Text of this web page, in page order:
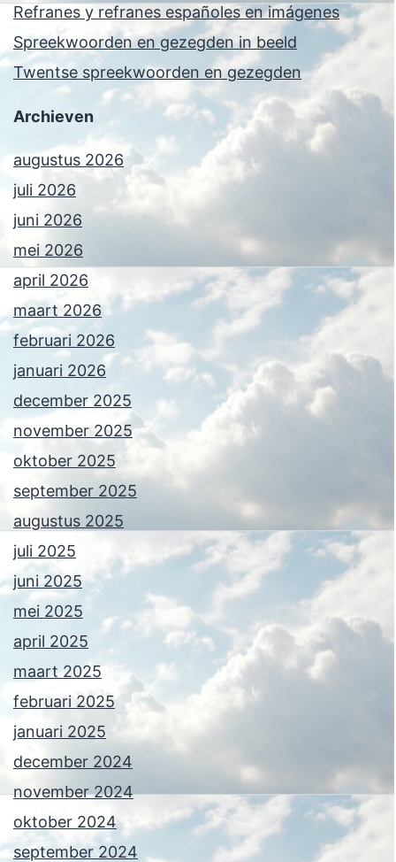
Refranes y refranes españoles en imágenes
Spreekwoorden en gezegden in beeld
Twentse spreekwoorden en gezegden
Archieven
augustus 2026
juli 2026
juni 2026
mei 2026
april 2026
maart 2026
februari 2026
januari 2026
december 2025
november 2025
oktober 2025
september 2025
augustus 2025
juli 2025
juni 2025
mei 2025
april 2025
maart 2025
februari 2025
januari 2025
december 2024
november 2024
oktober 2024
september 2024